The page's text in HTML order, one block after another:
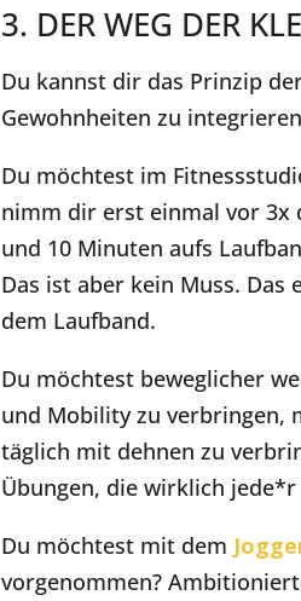
3. DER WEG DER
Du kannst dir das Prinzip
Gewohnheiten zu
Du möchtest im
nimm dir erst einmal vor 3x
und 10 Minuten aufs
Das ist aber kein Muss.
dem Laufband.
Du möchtest beweglicher
und Mobility zu verbringen,
täglich mit dehnen zu
Übungen, die wirklich
Du möchtest mit dem
vorgenommen?